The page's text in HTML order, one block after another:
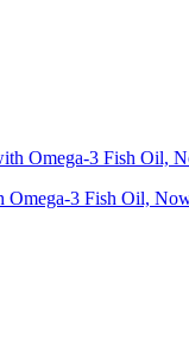
3 Fish Oil, Now